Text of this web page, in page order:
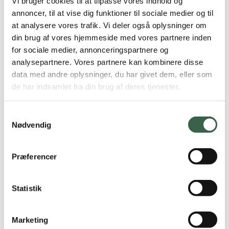
annoncer, til at vise dig funktioner til sociale medier og til
at analysere vores trafik. Vi deler også oplysninger om
din brug af vores hjemmeside med vores partnere inden
for sociale medier, annonceringspartnere og
analysepartnere. Vores partnere kan kombinere disse
data med andre oplysninger, du har givet dem, eller som
de har indsamlet fra din brug af deres tjenester.
Nødvendig
Præferencer
Statistik
Marketing
Børn og unge
Børn og unge
Spædbørn og småbørn
Vegetarkost
Ældre
af forskellige kategorier af middagsretter tilNormalkost
energiindhold på henholdsvis 7 MJ, 9 MJ og 12 MJ.
Tabel 2
Tabel 3 angiver forslag til portionsstørrelser af forskellige
energiindhold på henholdsvis 7 MJ, 9 MJ og 12 MJ.
Alle portionsstørrelser er angivet som serveringsportion –